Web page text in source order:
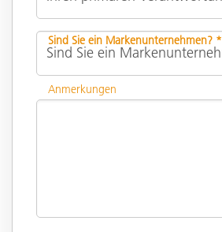
Sind Sie ein Markenunternehmen? *
Anmerkungen